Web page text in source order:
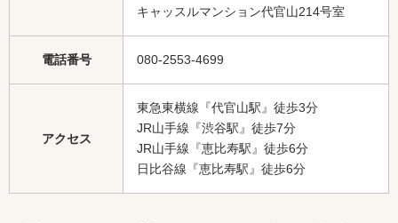
キャッスルマンション代官山214号室
電話番号 080-2553-4699
アクセス
東急東横線『代官山駅』徒歩3分
JR山手線『渋谷駅』徒歩7分
JR山手線『恵比寿駅』徒歩6分
日比谷線『恵比寿駅』徒歩6分